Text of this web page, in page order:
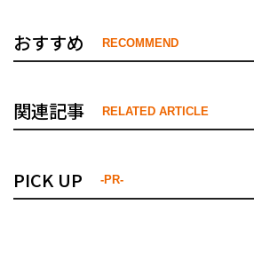
おすすめ RECOMMEND
関連記事 RELATED ARTICLE
PICK UP -PR-